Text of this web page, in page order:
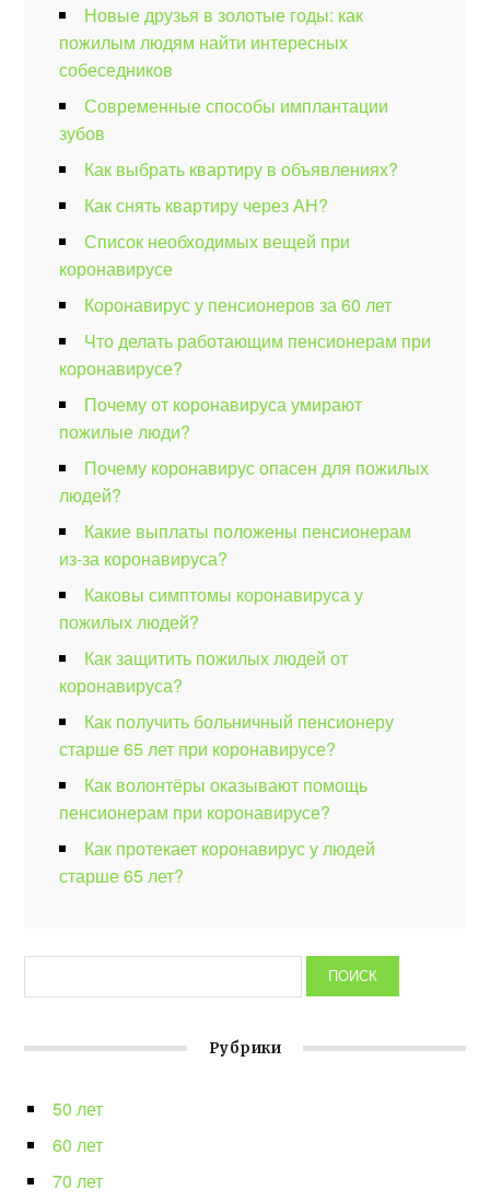
Новые друзья в золотые годы: как
пожилым людям найти интересных
собеседников
Современные способы имплантации
зубов
Как выбрать квартиру в объявлениях?
Как снять квартиру через АН?
Список необходимых вещей при
коронавирусе
Коронавирус у пенсионеров за 60 лет
Что делать работающим пенсионерам при
коронавирусе?
Почему от коронавируса умирают
пожилые люди?
Почему коронавирус опасен для пожилых
людей?
Какие выплаты положены пенсионерам
из-за коронавируса?
Каковы симптомы коронавируса у
пожилых людей?
Как защитить пожилых людей от
коронавируса?
Как получить больничный пенсионеру
старше 65 лет при коронавирусе?
Как волонтёры оказывают помощь
пенсионерам при коронавирусе?
Как протекает коронавирус у людей
старше 65 лет?
Рубрики
50 лет
60 лет
70 лет